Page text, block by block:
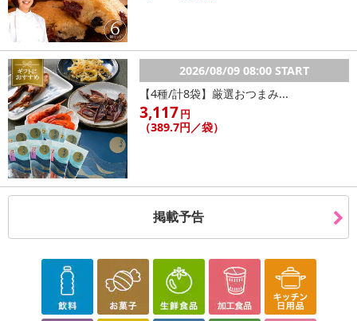
2026/08/09 08:00 START
【4種/計8袋】厳選おつまみ...
3,117円
（389.7円／袋）
掲載予告